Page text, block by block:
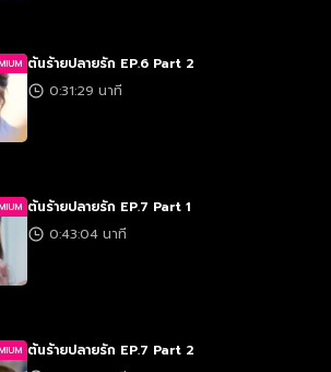
ต้นร้ายปลายรัก EP.6 Part 2
0:31:29 นาที
ต้นร้ายปลายรัก EP.7 Part 1
0:43:04 นาที
ต้นร้ายปลายรัก EP.7 Part 2